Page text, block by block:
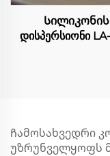
Სილიკონის
დისპერსიონი
Ჩამოსახვედრი
უზრუნველყოფს